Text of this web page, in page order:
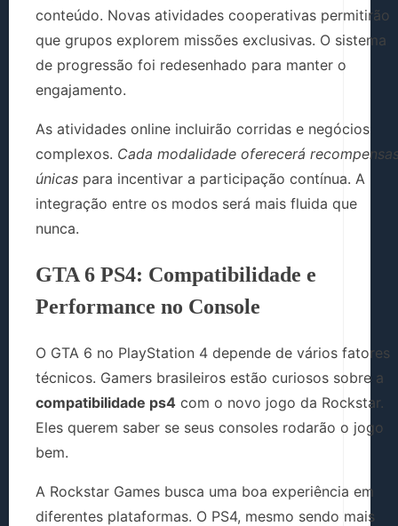
conteúdo. Novas atividades cooperativas permitirão
que grupos explorem missões exclusivas. O sistema
de progressão foi redesenhado para manter o
engajamento.
As atividades online incluirão corridas e negócios
complexos. Cada modalidade oferecerá
únicas para incentivar a participação contínua. A
integração entre os modos será mais fluida que
nunca.
GTA 6 PS4: Compatibilidade e
Performance no Console
O GTA 6 no PlayStation 4 depende de vários fatores
técnicos. Gamers brasileiros estão curiosos sobre a
compatibilidade ps4 com o novo jogo da Rockstar.
Eles querem saber se seus consoles rodarão o jogo
bem.
A Rockstar Games busca uma boa experiência em
diferentes plataformas. O PS4, mesmo sendo mais